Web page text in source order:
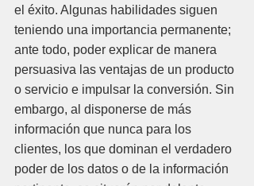
el éxito. Algunas habilidades siguen
teniendo una importancia permanente;
ante todo, poder explicar de manera
persuasiva las ventajas de un producto
o servicio e impulsar la conversión. Sin
embargo, al disponerse de más
información que nunca para los
clientes, los que dominan el verdadero
poder de los datos o de la información